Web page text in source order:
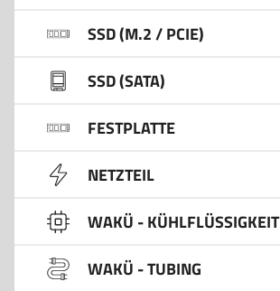
SSD (M.2 / PCIE)
SSD (SATA)
FESTPLATTE
NETZTEIL
WAKÜ - KÜHLFLÜSSIGKEIT
WAKÜ - TUBING